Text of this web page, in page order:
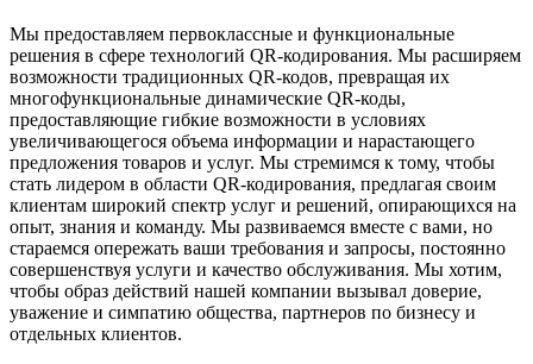
Мы предоставляем первоклассные и функциональные
решения в сфере технологий QR-кодирования. Мы расширяем
возможности традиционных QR-кодов, превращая их
многофункциональные динамические QR-коды,
предоставляющие гибкие возможности в условиях
увеличивающегося объема информации и нарастающего
предложения товаров и услуг. Мы стремимся к тому, чтобы
стать лидером в области QR-кодирования, предлагая своим
клиентам широкий спектр услуг и решений, опирающихся на
опыт, знания и команду. Мы развиваемся вместе с вами, но
стараемся опережать ваши требования и запросы, постоянно
совершенствуя услуги и качество обслуживания. Мы хотим,
чтобы образ действий нашей компании вызывал доверие,
уважение и симпатию общества, партнеров по бизнесу и
отдельных клиентов.